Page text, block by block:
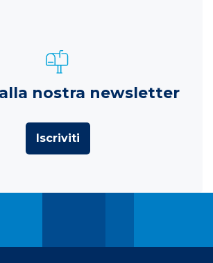
nostra newsletter
Iscriviti